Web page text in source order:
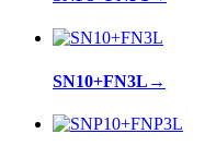
SN10+FN3L →